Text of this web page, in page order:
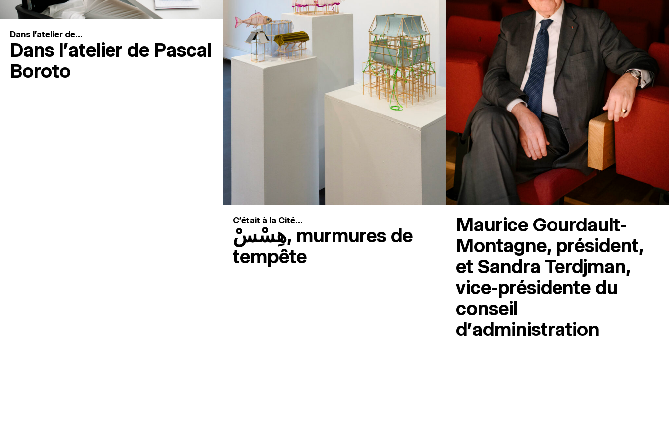
Dans l'atelier de...
Dans l’atelier de Pascal
Boroto
C'était à la Cité...
هِسْسْ, murmures de
tempête
Maurice Gourdault-
Montagne, président,
et Sandra Terdjman,
vice-présidente du
conseil
d’administration